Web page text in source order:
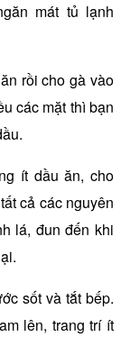
mát tủ lạnh
rồi cho gà vào
các mặt thì bạn
ít dầu ăn, cho
cả các nguyên
lá, đun đến khi
sốt và tắt bếp.
lên, trang trí ít